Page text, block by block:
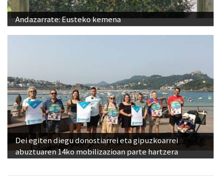
Andazarrate: Eusteko kemena
Dei egiten diegu donostiarrei eta gipuzkoarrei
abuztuaren 14ko mobilizazioan parte hartzera